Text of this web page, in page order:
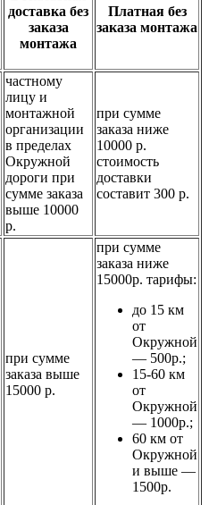
доставка без
заказа
монтажа
Платная без
заказа монтажа
частному
лицу и
монтажной
организации
в пределах
Окружной
дороги при
сумме заказа
выше 10000
р.
при сумме
заказа ниже
10000 р.
стоимость
доставки
составит 300 р.
при сумме
заказа выше
15000 р.
при сумме
заказа ниже
15000р. тарифы:
до 15 км
от
Окружной
— 500р.;
15-60 км
от
Окружной
— 1000р.;
60 км от
Окружной
и выше —
1500р.